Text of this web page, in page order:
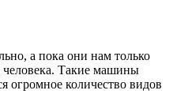
а пока они нам только
Такие машины
огромное количество видов